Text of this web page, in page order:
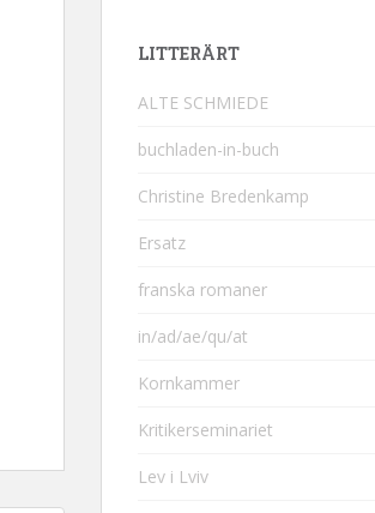
LITTERÄRT
ALTE SCHMIEDE
buchladen-in-buch
Christine Bredenkamp
Ersatz
franska romaner
in/ad/ae/qu/at
Kornkammer
Kritikerseminariet
Lev i Lviv